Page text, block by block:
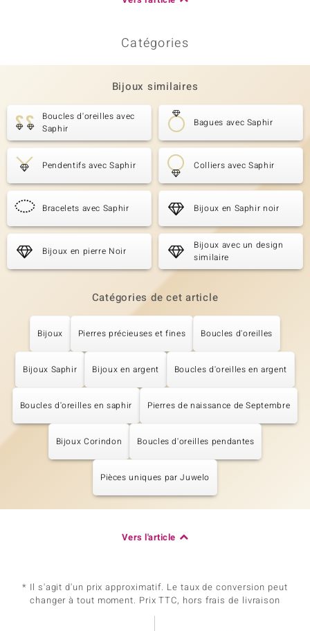
Catégories
Bijoux similaires
Boucles d'oreilles avec
Saphir
Bagues avec Saphir
Pendentifs avec Saphir Colliers avec Saphir
Bracelets avec Saphir Bijoux en Saphir noir
Bijoux en pierre Noir
Bijoux avec un design
similaire
Catégories de cet article
Bijoux Pierres précieuses et fines Boucles d'oreilles
Bijoux Saphir Bijoux en argent Boucles d'oreilles en argent
Boucles d'oreilles en saphir Pierres de naissance de Septembre
Bijoux Corindon Boucles d'oreilles pendantes
Pièces uniques par Juwelo
Vers l'article
* Il s'agit d'un prix approximatif. Le taux de conversion peut
changer à tout moment. Prix TTC, hors frais de livraison